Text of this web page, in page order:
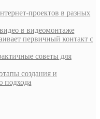
проектов в разных
в видеомонтаже
первичный контакт с
советы для
создания и
подхода